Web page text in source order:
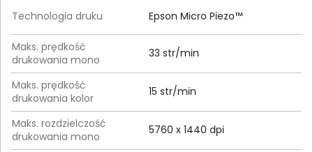
Technologia druku Epson Micro Piezo™
Maks. prędkość
drukowania mono
33 str/min
Maks. prędkość
drukowania kolor
15 str/min
Maks. rozdzielczość
drukowania mono
5760 x 1440 dpi